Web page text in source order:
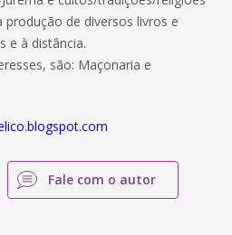
de diversos livros e
e à distância.
são: Maçonaria e
Fale com o autor